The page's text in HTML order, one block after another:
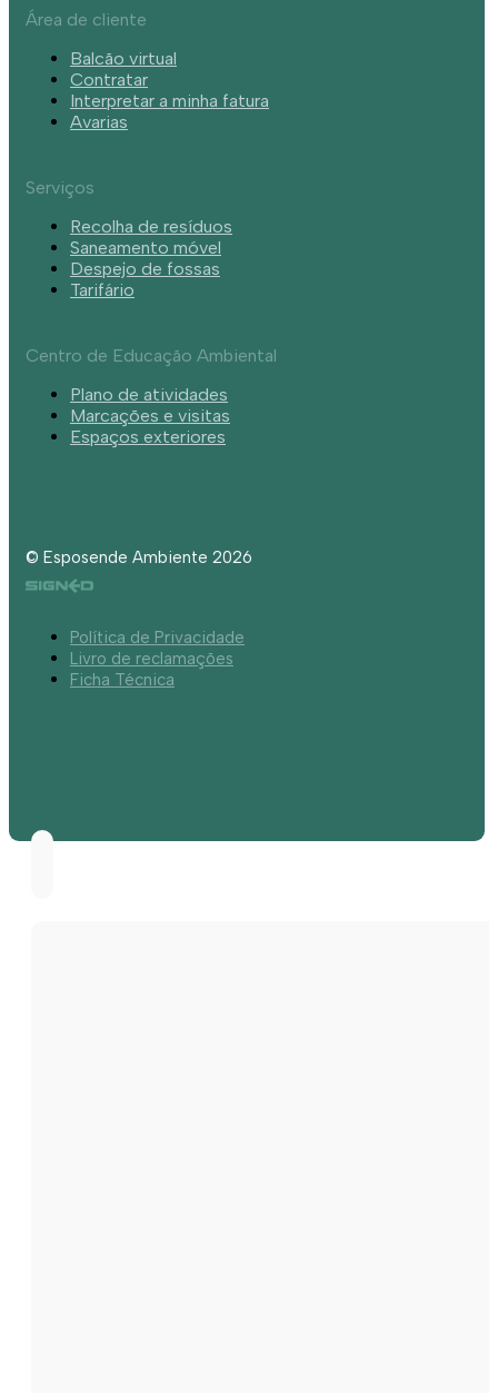
Área de cliente
Balcão virtual
Contratar
Interpretar a minha fatura
Avarias
Serviços
Recolha de resíduos
Saneamento móvel
Despejo de fossas
Tarifário
Centro de Educação Ambiental
Plano de atividades
Marcações e visitas
Espaços exteriores
© Esposende Ambiente 2026
Política de Privacidade
Livro de reclamações
Ficha Técnica